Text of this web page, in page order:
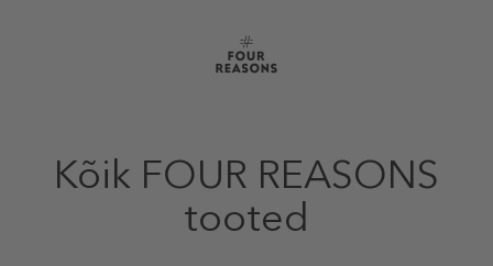
Kõik FOUR REASONS
tooted